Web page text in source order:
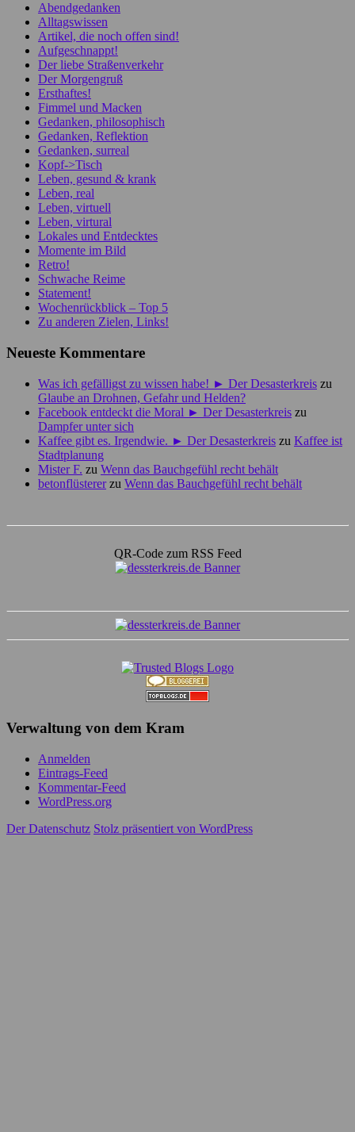
Abendgedanken
Alltagswissen
Artikel, die noch offen sind!
Aufgeschnappt!
Der liebe Straßenverkehr
Der Morgengruß
Ersthaftes!
Fimmel und Macken
Gedanken, philosophisch
Gedanken, Reflektion
Gedanken, surreal
Kopf->Tisch
Leben, gesund & krank
Leben, real
Leben, virtuell
Leben, virtural
Lokales und Entdecktes
Momente im Bild
Retro!
Schwache Reime
Statement!
Wochenrückblick – Top 5
Zu anderen Zielen, Links!
Neueste Kommentare
Was ich gefälligst zu wissen habe! ► Der Desasterkreis zu
Glaube an Drohnen, Gefahr und Helden?
Facebook entdeckt die Moral ► Der Desasterkreis zu
Dampfer unter sich
Kaffee gibt es. Irgendwie. ► Der Desasterkreis zu Kaffee ist
Stadtplanung
Mister F. zu Wenn das Bauchgefühl recht behält
betonflüstererzu Wenn das Bauchgefühl recht behält
QR-Code zum RSS Feed
Verwaltung von dem Kram
Anmelden
Eintrags-Feed
Kommentar-Feed
WordPress.org
Der Datenschutz Stolz präsentiert von WordPress